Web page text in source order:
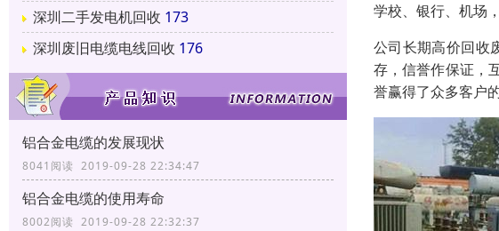
深圳二手发电机回收 173
深圳废旧电缆电线回收 176
铝合金电缆的发展现状
8041阅读 2019-09-28 22:34:47
铝合金电缆的使用寿命
8002阅读 2019-09-28 22:32:37
学校、银行、机场
公司长期高价回收
存，信誉作保证，
誉赢得了众多客户